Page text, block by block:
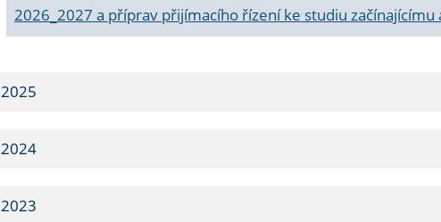
2026_2027 a příprav přijímacího řízení ke studiu
2025
2024
2023